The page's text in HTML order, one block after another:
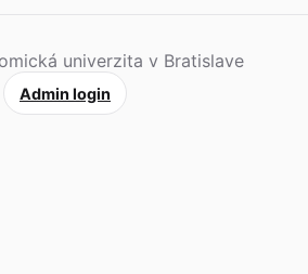
univerzita v Bratislave
Admin login